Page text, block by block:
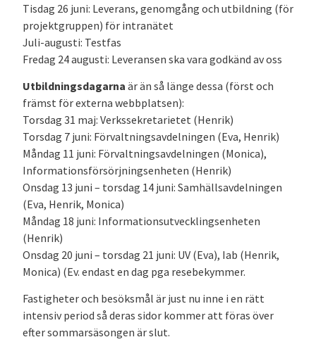
Tisdag 26 juni: Leverans, genomgång och utbildning (för
projektgruppen) för intranätet
Juli-augusti: Testfas
Fredag 24 augusti: Leveransen ska vara godkänd av oss
Utbildningsdagarna är än så länge dessa (först och
främst för externa webbplatsen):
Torsdag 31 maj: Verkssekretarietet (Henrik)
Torsdag 7 juni: Förvaltningsavdelningen (Eva, Henrik)
Måndag 11 juni: Förvaltningsavdelningen (Monica),
Informationsförsörjningsenheten (Henrik)
Onsdag 13 juni – torsdag 14 juni: Samhällsavdelningen
(Eva, Henrik, Monica)
Måndag 18 juni: Informationsutvecklingsenheten
(Henrik)
Onsdag 20 juni – torsdag 21 juni: UV (Eva), Iab (Henrik,
Monica) (Ev. endast en dag pga resebekymmer.
Fastigheter och besöksmål är just nu inne i en rätt
intensiv period så deras sidor kommer att föras över
efter sommarsäsongen är slut.